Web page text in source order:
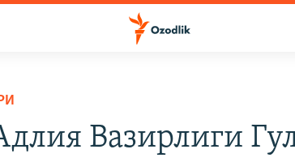
Вазирлиги